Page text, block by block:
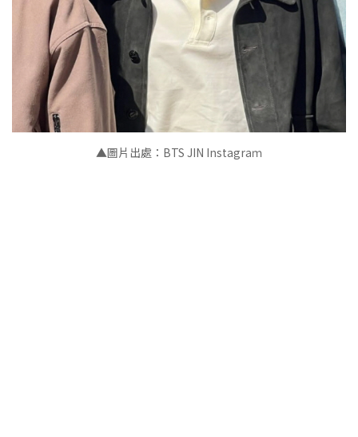
▲圖片出處：BTS JIN Instagraｍ